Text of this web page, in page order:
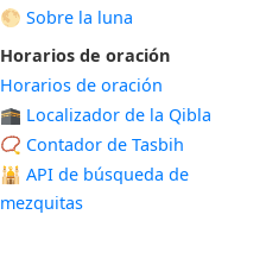
🌕 Sobre la luna
Horarios de oración
Horarios de oración
🕋 Localizador de la Qibla
📿 Contador de Tasbih
🕌 API de búsqueda de
mezquitas